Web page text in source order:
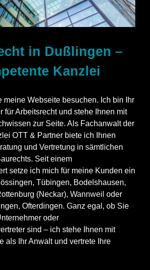
in Dußlingen –
Kanzlei
meine Webseite besuchen. Ich bin Ihr
für Arbeitsrecht und stehe Ihnen mit
zur Seite. Als Fachanwalt der
OTT & Partner biete ich Ihnen
und Vertretung in sämtlichen
Seit einem
setze ich mich für meine Kunden ein
Tübingen, Bodelshausen,
(Neckar), Wannweil oder
Ofterdingen. Ganz egal, ob Sie
oder
sind – ich stehe Ihnen mit
als Ihr Anwalt und vertrete Ihre